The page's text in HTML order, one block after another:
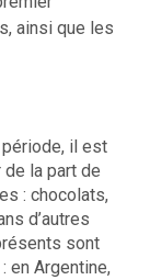
ainsi que les
il est
la part de
: chocolats,
d’autres
sont
en Argentine,